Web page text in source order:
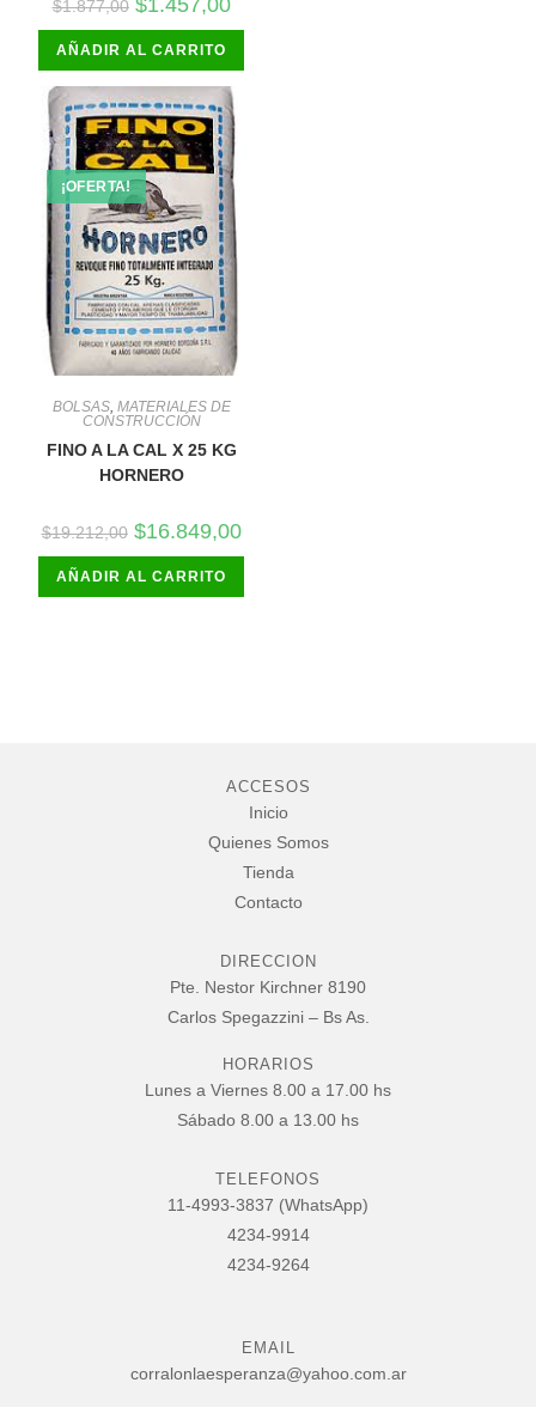
$1.877,00
precio
original
era:
$1.877,00.
$1.457,00
actual
$1.457,00.
AÑADIR AL CARRITO
¡OFERTA!
BOLSAS, MATERIALES DE
CONSTRUCCIÓN
FINO A LA CAL X 25 KG
HORNERO
$19.212,00 El
precio
original
era:
$19.212,00.
$16.849,00El
actual
$16.849,00.
AÑADIR AL CARRITO
ACCESOS
Inicio
Quienes Somos
Tienda
Contacto
DIRECCION
Pte. Nestor Kirchner 8190
Carlos Spegazzini – Bs As.
HORARIOS
Lunes a Viernes 8.00 a 17.00 hs
Sábado 8.00 a 13.00 hs
TELEFONOS
11-4993-3837 (WhatsApp)
4234-9914
4234-9264
EMAIL
corralonlaesperanza@yahoo.com.ar